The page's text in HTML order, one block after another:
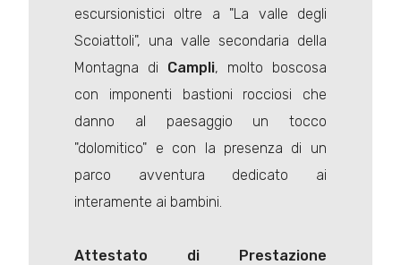
escursionistici oltre a "La valle degli
Scoiattoli", una valle secondaria della
Montagna di Campli, molto boscosa
con imponenti bastioni rocciosi che
danno al paesaggio un tocco
"dolomitico" e con la presenza di un
parco avventura dedicato ai
interamente ai bambini.
Attestato di Prestazione